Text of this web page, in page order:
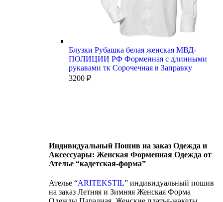
Блузки Рубашка белая женская МВД-
ПОЛИЦИИ РФ Форменная с длинными
рукавами тк Сорочечная в Заправку
3200 ₽
Индивидуальный Пошив на заказ Одежда и
Аксессуары: Женская Форменная Одежда от
Ателье “кадетская-форма”
Ателье “ARITEKSTIL” индивидуальный пошив
на заказ Летняя и Зимняя Женская Форма